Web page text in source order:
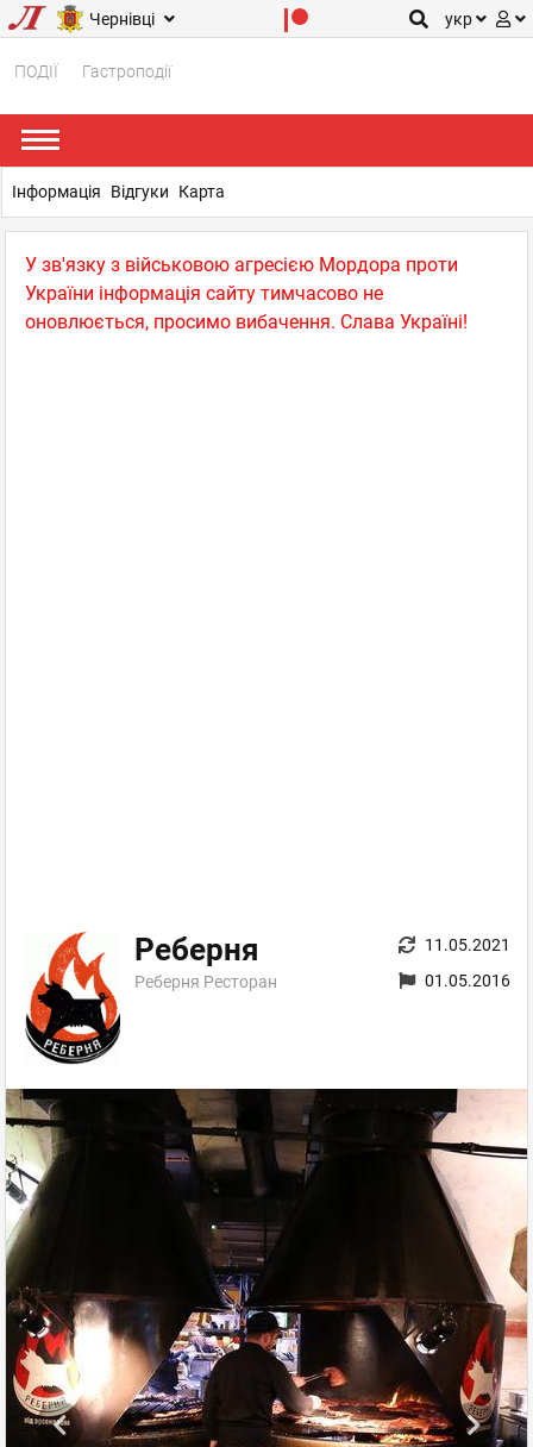
Чернівці укр
ПОДІЇ Гастроподії
У зв'язку з військовою агресією Мордора проти
України інформація сайту тимчасово не
оновлюється, просимо вибачення. Слава Україні!
Реберня
Реберня Ресторан
11.05.2021
01.05.2016
Інформація Відгуки Карта